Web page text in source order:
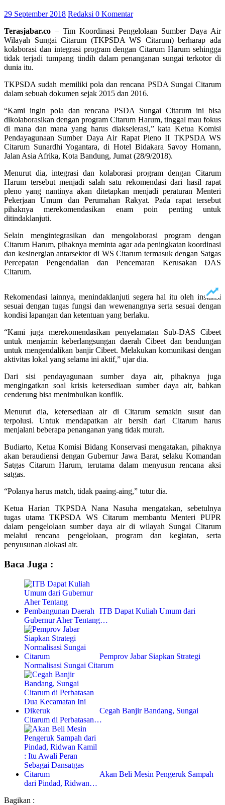
29 September 2018 Redaksi 0 Komentar
Terasjabar.co – Tim Koordinasi Pengelolaan Sumber Daya Air
Wilayah Su­ngai Citarum (TKPSDA WS Cita­rum) berharap ada
kolaborasi dan integrasi program de­ngan Citarum Ha­rum sehingga
tidak terjadi tumpang tindih dalam penanganan sungai ter­kotor di
dunia itu.
TKPSDA sudah memiliki pola dan rencana PSDA Sungai Citarum
dalam sebuah dokumen sejak 2015 dan 2016.
“Kami ingin pola dan rencana PSDA Sungai Citarum ini bisa
dikola­bo­rasikan dengan program Cita­rum Harum, tinggal mau fokus
di mana dan mana yang harus diakselerasi,” kata Ketua Komisi
Pendayagunaan Sumber Daya Air Rapat Pleno II TKPSDA WS
Citarum Su­nardhi Yogantara, di Hotel Bidakara Savoy Homann,
Jalan Asia Afrika, Kota Bandung, Jumat (28/9/2018).
Menurut dia, integrasi dan kolaborasi program dengan Ci­tarum
Harum tersebut menjadi salah satu rekomendasi dari hasil rapat
pleno yang nantinya akan ditetapkan menjadi per­atur­an Menteri
Pekerjaan Umum dan Perumahan Rakyat. Pada rapat tersebut
pihaknya mere­komendasikan enam poin penting untuk
ditindaklanjuti.
Selain mengintegrasikan dan mengolaborasi program dengan
Citarum Harum, pihaknya meminta agar ada peningkatan koordinasi
dan kesinergian antarsektor di WS Citarum termasuk dengan Satgas
Percepatan Pengendalian dan Pencemaran Kerusakan DAS
Citarum.
Rekomendasi lainnya, menindaklanjuti segera hal itu oleh ­instansi
sesuai dengan tugas fungsi dan wewenangnya serta sesuai dengan
kondisi lapangan dan ketentuan yang berlaku.
“Kami juga merekomendasi­kan penyelamatan Sub-DAS Cibeet
untuk menjamin keberlangsungan daerah Cibeet dan bendungan
untuk mengendalikan banjir Cibeet. Melakukan komunikasi dengan
aktivitas lo­kal yang selama ini aktif,” ujar dia.
Dari sisi pendayagunaan sum­ber daya air, pihaknya juga
mengingatkan soal krisis ke­ter­sediaan sumber daya air, bah­kan
cenderung bisa menimbul­kan konflik.
Menurut dia, ke­ter­sediaan air di Citarum semakin su­sut dan
terpolusi. Untuk men­dapatkan air bersih dari Cita­rum harus
menjalani beberapa penanganan yang tidak murah.
Budiarto, Ketua Komisi Bi­dang Konservasi mengatakan, pihaknya
akan beraudiensi de­ngan Gubernur Jawa Barat, selaku Komandan
Satgas Citarum Ha­rum, terutama dalam me­nyu­sun rencana aksi
satgas.
“Polanya harus match, tidak paaing-aing,” tutur dia.
Ketua Harian TKPSDA Nana Nasuha mengatakan, sebetulnya
tugas utama TKPSDA WS Citarum membantu Menteri PUPR
dalam pengelolaan sumber daya air di wilayah Sungai Citarum
melalui rencana penge­lolaan, program dan kegiatan, serta
penyusunan alokasi air.
Baca Juga :
ITB Dapat Kuliah Umum dari
Gubernur Aher Tentang…
Pemprov Jabar Siapkan Strategi
Normalisasi Sungai Citarum
Cegah Banjir Bandang, Sungai
Citarum di Perbatasan…
Akan Beli Mesin Pengeruk Sampah
dari Pindad, Ridwan…
Bagikan :